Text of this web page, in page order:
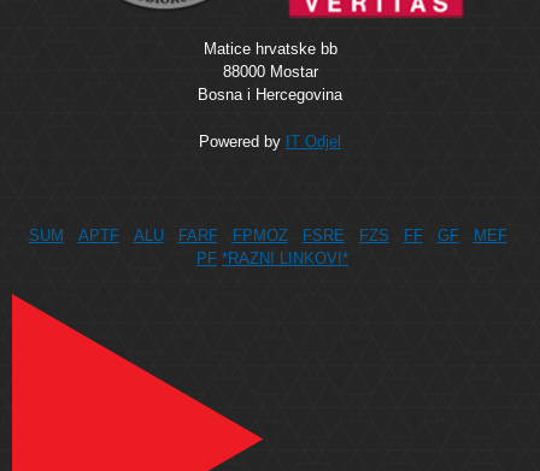
Matice hrvatske bb
88000 Mostar
Bosna i Hercegovina
Powered by IT Odjel
SUM APTF ALU FARF FPMOZ FSRE FZS FF GF
MEF
PF *RAZNI LINKOVI*